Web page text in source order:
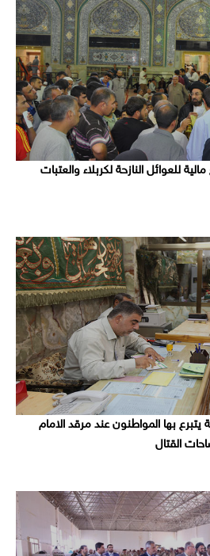
للعوائل النازحة لكربلاء والعتبات
بها المواطنون عند مرقد الامام
القتال